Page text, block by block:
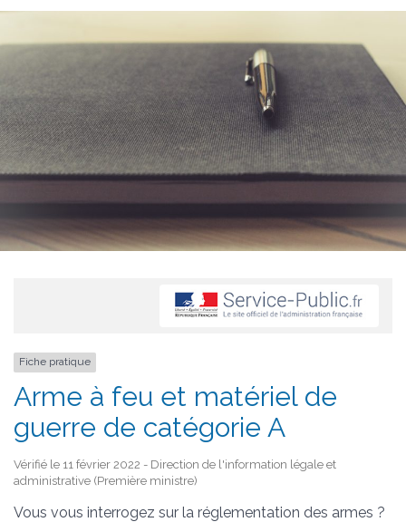
Fiche pratique
Arme à feu et matériel de
guerre de catégorie A
Vérifié le 11 février 2022 - Direction de l'information légale et
administrative (Première ministre)
Vous vous interrogez sur la réglementation des armes ?